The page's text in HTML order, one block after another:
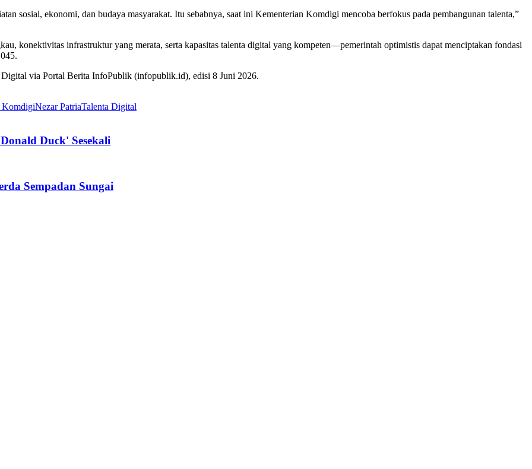
sosial, ekonomi, dan budaya masyarakat. Itu sebabnya, saat ini Kementerian Komdigi mencoba berfokus pada pembangunan talenta,”
konektivitas infrastruktur yang merata, serta kapasitas talenta digital yang kompeten—pemerintah optimistis dapat menciptakan fondasi
via Portal Berita InfoPublik (infopublik.id), edisi 8 Juni 2026.
KomdigiNezar PatriaTalenta Digital
Duck' Sesekali
Sempadan Sungai